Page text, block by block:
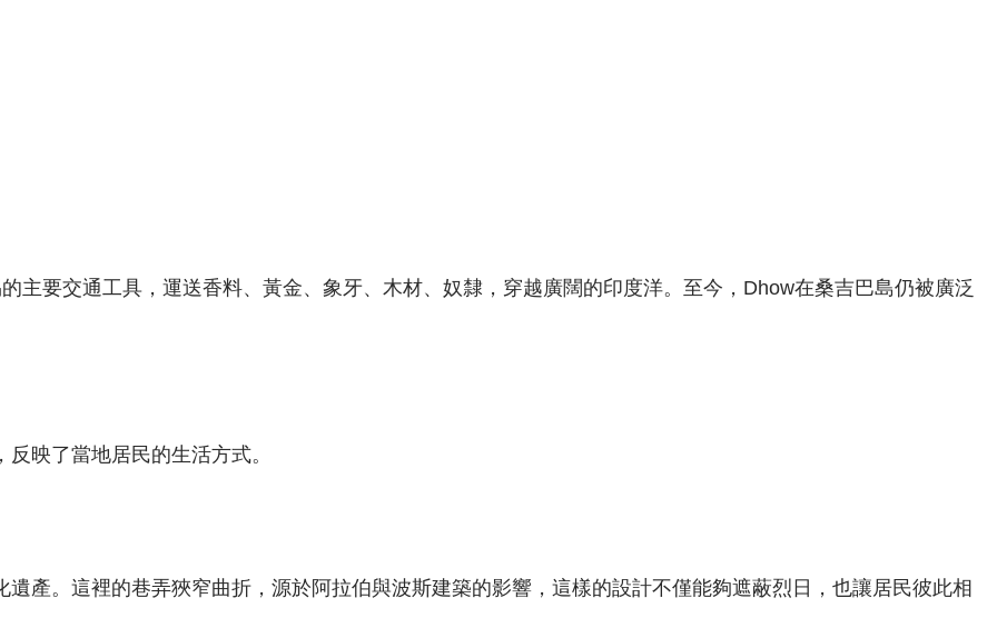
主要交通工具，運送香料、黃金、象牙、木材、奴隸，穿越廣闊的印度洋。至今，Dhow在桑吉巴島仍被廣泛
映了當地居民的生活方式。
產。這裡的巷弄狹窄曲折，源於阿拉伯與波斯建築的影響，這樣的設計不僅能夠遮蔽烈日，也讓居民彼此相